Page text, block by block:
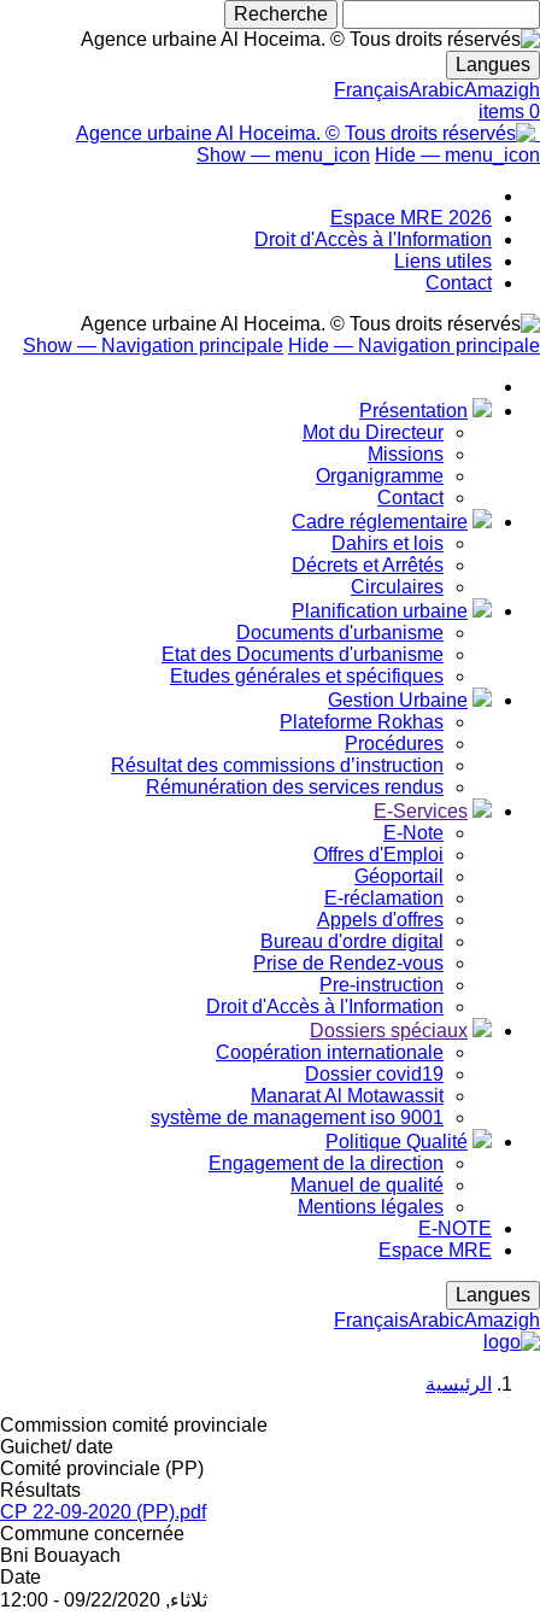
Langues
FrançaisArabicAmazigh
0 items
Show — menu_icon Hide — menu_icon
Espace MRE 2026
Droit d'Accès à l'Information
Liens utiles
Contact
principale
Show — Navigation principale Hide — Navigation principale
Présentation
Mot du Directeur
Missions
Organigramme
Contact
Cadre réglementaire
Dahirs et lois
Décrets et Arrêtés
Circulaires
Planification urbaine
Documents d'urbanisme
Etat des Documents d'urbanisme
Etudes générales et spécifiques
Gestion Urbaine
Plateforme Rokhas
Procédures
Résultat des commissions d’instruction
Rémunération des services rendus
E-Services
E-Note
Offres d'Emploi
Géoportail
E-réclamation
Appels d'offres
Bureau d'ordre digital
Prise de Rendez-vous
Pre-instruction
Droit d'Accès à l'Information
Dossiers spéciaux
Coopération internationale
Dossier covid19
Manarat Al Motawassit
système de management iso 9001
Politique Qualité
Engagement de la direction
Manuel de qualité
Mentions légales
E-NOTE
Espace MRE
Langues
FrançaisArabicAmazigh
الرئيسية
Commission comité provinciale
Guichet/ date
Comité provinciale (PP)
Résultats
CP 22-09-2020 (PP).pdf
Commune concernée
Bni Bouayach
Date
ثلاثاء, 09/22/2020 - 12:00